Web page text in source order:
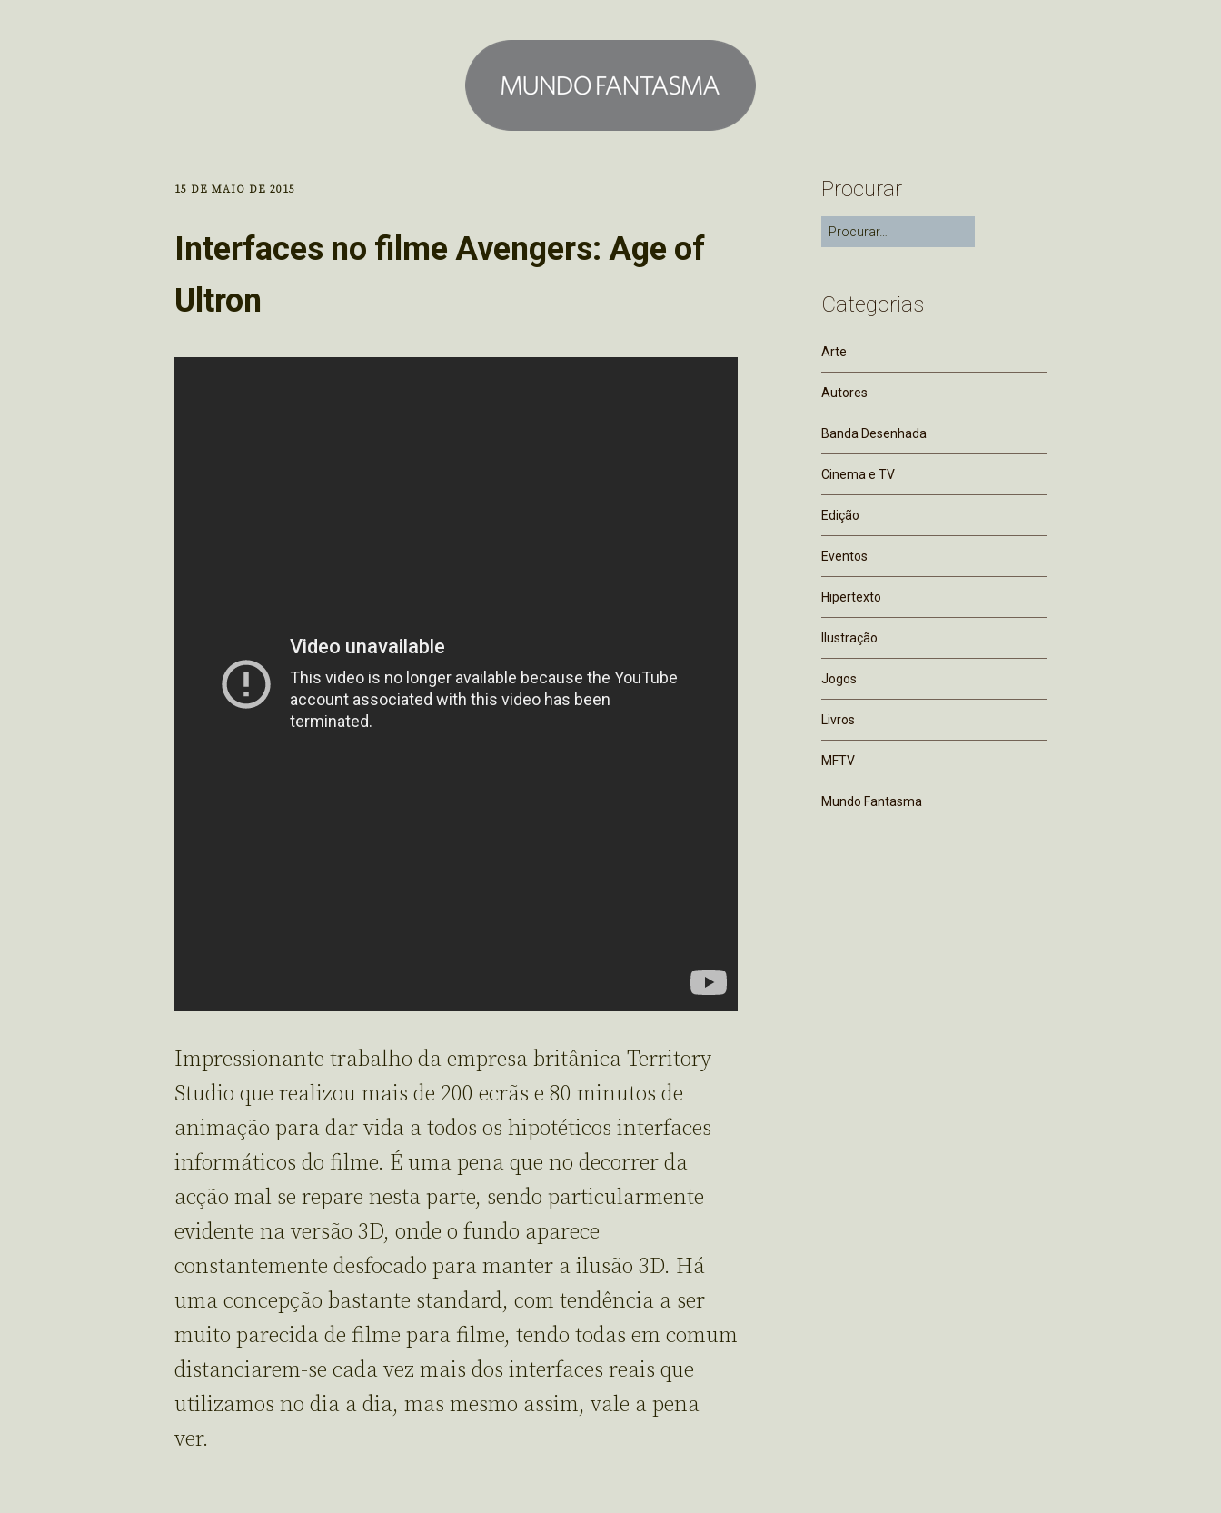
15 DE MAIO DE 2015
Interfaces no filme Avengers: Age of
Ultron
Impressionante trabalho da empresa britânica Territory
Studio que realizou mais de 200 ecrãs e 80 minutos de
animação para dar vida a todos os hipotéticos interfaces
informáticos do filme. É uma pena que no decorrer da
acção mal se repare nesta parte, sendo particularmente
evidente na versão 3D, onde o fundo aparece
constantemente desfocado para manter a ilusão 3D. Há
uma concepção bastante standard, com tendência a ser
muito parecida de filme para filme, tendo todas em comum
distanciarem-se cada vez mais dos interfaces reais que
utilizamos no dia a dia, mas mesmo assim, vale a pena
ver.
Procurar
Categorias
Arte
Autores
Banda Desenhada
Cinema e TV
Edição
Eventos
Hipertexto
Ilustração
Jogos
Livros
MFTV
Mundo Fantasma